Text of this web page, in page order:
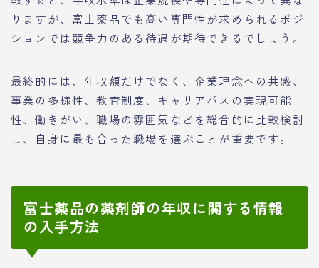
りますが、富士薬品でも高い専門性が求められるポジ
ションでは競争力のある待遇が期待できるでしょう。
最終的には、年収額だけでなく、企業理念への共感、
事業の多様性、教育制度、キャリアパスの実現可能
性、働きがい、職場の雰囲気などを総合的に比較検討
し、自身に最も合った職場を選ぶことが重要です。
富士薬品の薬剤師の年収に関する情報
の入手方法